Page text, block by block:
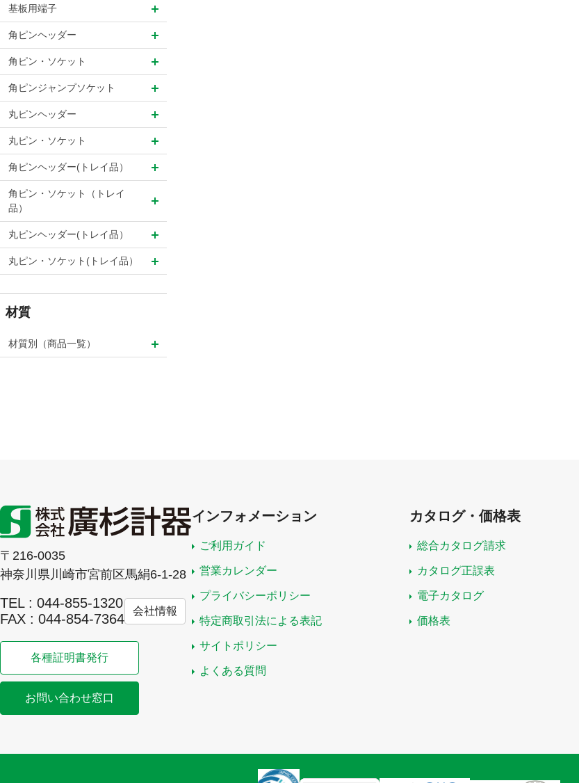
基板用端子
角ピンヘッダー
角ピン・ソケット
角ピンジャンプソケット
丸ピンヘッダー
丸ピン・ソケット
角ピンヘッダー(トレイ品）
角ピン・ソケット（トレイ
品）
丸ピンヘッダー(トレイ品）
丸ピン・ソケット(トレイ品）
材質
材質別（商品一覧）
〒216-0035
神奈川県川崎市宮前区馬絹6-1-28
TEL : 044-855-1320
FAX : 044-854-7364
会社情報
各種証明書発行
お問い合わせ窓口
インフォメーション
ご利用ガイド
営業カレンダー
プライバシーポリシー
特定商取引法による表記
サイトポリシー
よくある質問
カタログ・価格表
総合カタログ請求
カタログ正誤表
電子カタログ
価格表